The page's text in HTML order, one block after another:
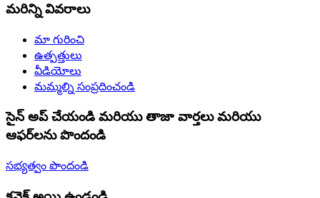
మరిన్ని వివరాలు
మా గురించి
ఉత్పత్తులు
వీడియోలు
మమ్మల్ని సంప్రదించండి
సైన్ అప్ చేయండి మరియు తాజా వార్తలు మరియు
ఆఫర్‌లను పొందండి
సభ్యత్వం పొందండి